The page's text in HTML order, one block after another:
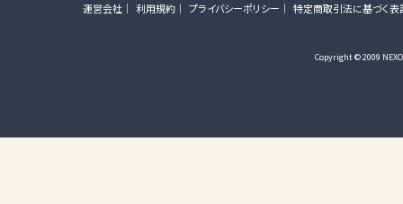
運営会社 利用規約 プライバシーポリシー 特定商取引法に基づく表
Copyright © 2009